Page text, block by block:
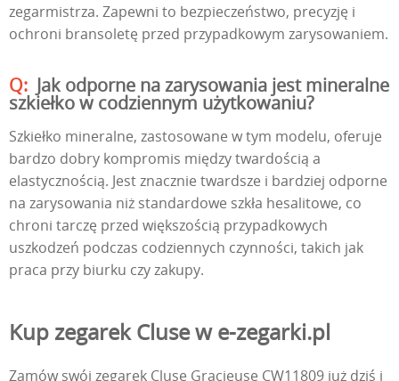
zegarmistrza. Zapewni to bezpieczeństwo, precyzję i
ochroni bransoletę przed przypadkowym zarysowaniem.
Jak odporne na zarysowania jest mineralne
szkiełko w codziennym użytkowaniu?
Szkiełko mineralne, zastosowane w tym modelu, oferuje
bardzo dobry kompromis między twardością a
elastycznością. Jest znacznie twardsze i bardziej odporne
na zarysowania niż standardowe szkła hesalitowe, co
chroni tarczę przed większością przypadkowych
uszkodzeń podczas codziennych czynności, takich jak
praca przy biurku czy zakupy.
Kup zegarek Cluse w e-zegarki.pl
Zamów swój zegarek Cluse Gracieuse CW11809 już dziś i